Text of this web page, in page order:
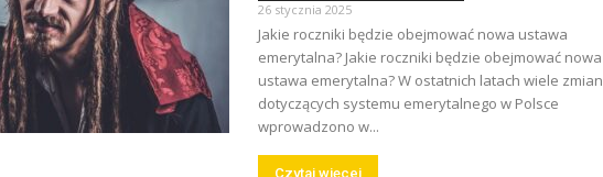
26 stycznia 2025
Jakie roczniki będzie obejmować nowa ustawa
emerytalna? Jakie roczniki będzie obejmować nowa
ustawa emerytalna? W ostatnich latach wiele zmian
dotyczących systemu emerytalnego w Polsce
wprowadzono w...
Czytaj więcej